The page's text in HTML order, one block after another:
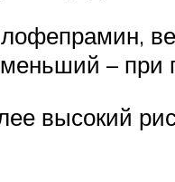
–
высокий